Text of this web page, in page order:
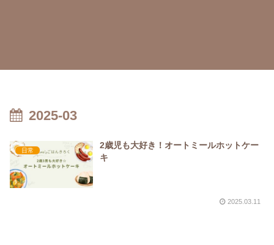
2025-03
日常
2歳児も大好き！オートミールホットケー
キ
2025.03.11